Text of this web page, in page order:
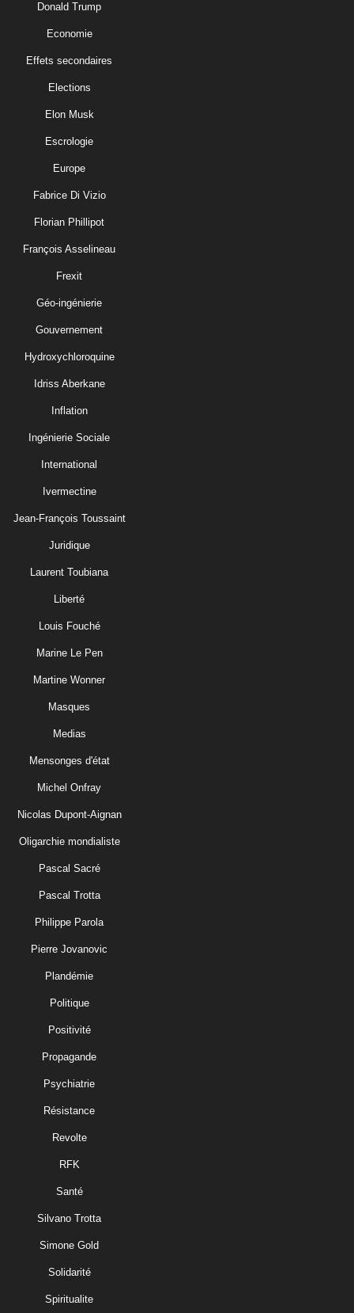
Donald Trump
Economie
Effets secondaires
Elections
Elon Musk
Escrologie
Europe
Fabrice Di Vizio
Florian Phillipot
François Asselineau
Frexit
Géo-ingénierie
Gouvernement
Hydroxychloroquine
Idriss Aberkane
Inflation
Ingénierie Sociale
International
Ivermectine
Jean-François Toussaint
Juridique
Laurent Toubiana
Liberté
Louis Fouché
Marine Le Pen
Martine Wonner
Masques
Medias
Mensonges d'état
Michel Onfray
Nicolas Dupont-Aignan
Oligarchie mondialiste
Pascal Sacré
Pascal Trotta
Philippe Parola
Pierre Jovanovic
Plandémie
Politique
Positivité
Propagande
Psychiatrie
Résistance
Revolte
RFK
Santé
Silvano Trotta
Simone Gold
Solidarité
Spiritualite